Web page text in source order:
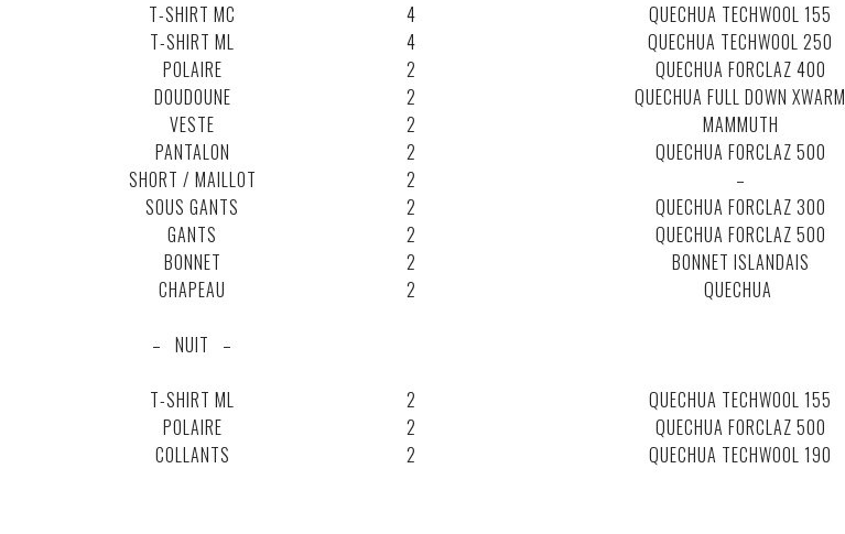
T-SHIRT MC
T-SHIRT ML
POLAIRE
DOUDOUNE
VESTE
PANTALON
SHORT / MAILLOT
SOUS GANTS
GANTS
BONNET
CHAPEAU
– NUIT –
T-SHIRT ML
POLAIRE
COLLANTS
4
4
2
2
2
2
2
2
2
2
2
2
2
2
QUECHUA TECHWOOL 155
QUECHUA TECHWOOL 250
QUECHUA FORCLAZ 400
QUECHUA FULL DOWN XWARM
MAMMUTH
QUECHUA FORCLAZ 500
–
QUECHUA FORCLAZ 300
QUECHUA FORCLAZ 500
BONNET ISLANDAIS
QUECHUA
QUECHUA TECHWOOL 155
QUECHUA FORCLAZ 500
QUECHUA TECHWOOL 190